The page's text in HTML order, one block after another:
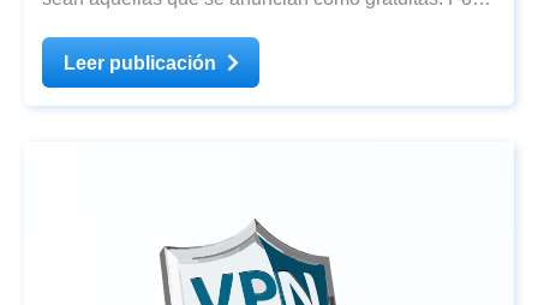
VPNs gratuitas no son una excepción. Puede que no
pagues en dólares, pero usar una VPN
Leer publicación